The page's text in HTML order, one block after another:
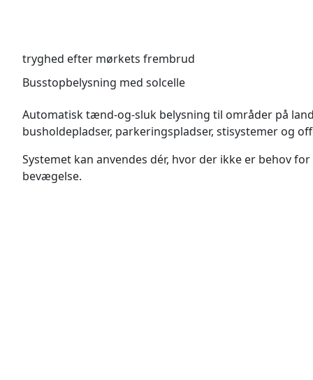
Busstopbelysning med solcelle
tryghed efter mørkets frembrud
Automatisk tænd-og-sluk belysning til områder på
busholdepladser, parkeringspladser, stisystemer og
Systemet kan anvendes dér, hvor der ikke er behov
bevægelse.